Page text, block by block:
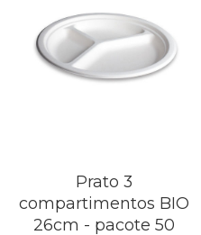
Prato 3
compartimentos BIO
26cm - pacote 50